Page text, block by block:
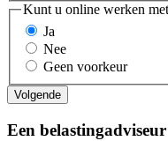
Kunt u online werken
Ja
Nee
Geen voorkeur
Een